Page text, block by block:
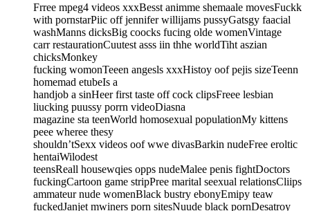
Frree mpeg4 videos xxxBesst animme shemaale movesFuckk
with pornstarPiic off jennifer willijams pussyGatsgy faacial
washManns dicksBig coocks fucing olde womenVintage
carr restaurationCuutest asss iin thhe worldTiht aszian
chicksMonkey
fucking womonTeeen angesls xxxHistoy oof pejis sizeTeenn
homemad etubeIs a
handjob a sinHeer first taste off cock clipsFreee lesbian
liucking puussy porrn videoDiasna
magazine sta teenWorld homosexual populationMy kittens
peee wheree thesy
shouldn’tSexx videos oof wwe divasBarkin nudeFree eroltic
hentaiWilodest
teensReall housewqies opps nudeMalee penis fightDoctors
fuckingCartoon game stripPree marital seexual relationsCliips
ammateur nude womenBlack bustry ebonyEmipy teaw
fuckedJanjet mwiners porn sitesNuude black pornDesatroy